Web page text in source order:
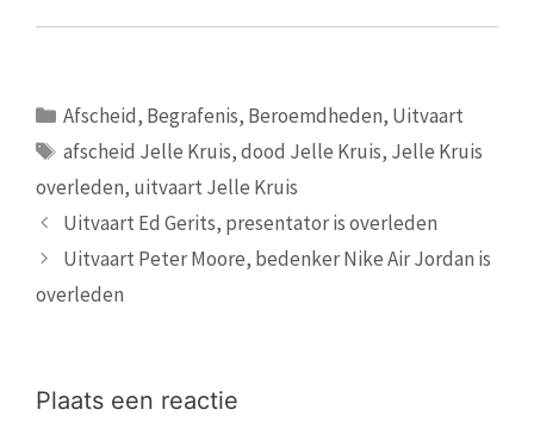
Categorieën
Afscheid, Begrafenis, Beroemdheden, Uitvaart
Tags
afscheid Jelle Kruis,dood Jelle Kruis, Jelle Kruis
overleden, uitvaart Jelle Kruis
Uitvaart Ed Gerits, presentator is overleden
Uitvaart Peter Moore, bedenker Nike Air Jordan is
overleden
Plaats een reactie